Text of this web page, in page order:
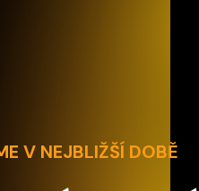
V NEJBLIŽŠÍ DOBĚ